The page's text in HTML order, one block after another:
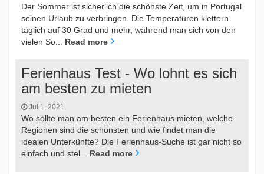
Der Sommer ist sicherlich die schönste Zeit, um in Portugal
seinen Urlaub zu verbringen. Die Temperaturen klettern
täglich auf 30 Grad und mehr, während man sich von den
vielen So... Read more
Ferienhaus Test - Wo lohnt es sich
am besten zu mieten
Jul 1, 2021
Wo sollte man am besten ein Ferienhaus mieten, welche
Regionen sind die schönsten und wie findet man die
idealen Unterkünfte? Die Ferienhaus-Suche ist gar nicht so
einfach und stel... Read more